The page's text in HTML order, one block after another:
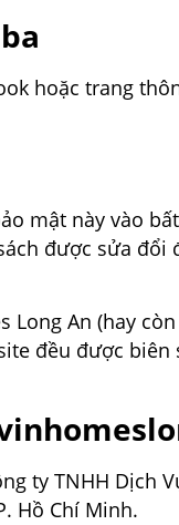
hoặc trang
mật này vào
được sửa
An (hay
đều được
ty TNHH Dịch
Hồ Chí Minh.